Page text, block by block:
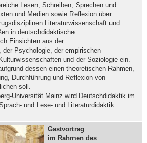
Lesen, Schreiben, Sprechen und
und Medien sowie Reflexion über
Literaturwissenschaft und
in deutschdidaktische
Einsichten aus der
der Psychologie, der empirischen
und der Soziologie ein.
dessen einen theoretischen Rahmen,
Durchführung und Reflexion von
soll.
Universität Mainz wird Deutschdidaktik im
und Lese- und Literaturdidaktik
Gastvortrag
im Rahmen des